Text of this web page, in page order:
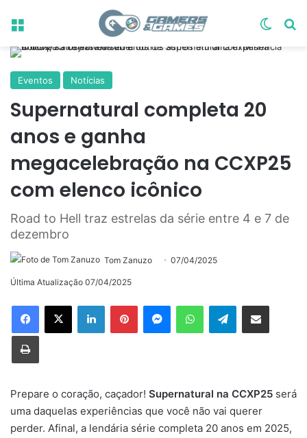
Menu
Eventos Notícias
Supernatural completa 20
anos e ganha
megacelebração na CCXP25
com elenco icônico
Road to Hell traz estrelas da série entre 4 e 7 de
dezembro
Tom Zanuzo 07/04/2025
Última Atualização 07/04/2025
LinkedinPinterestMessengerWhatsAppTelegramCompartilhar via e-mail
Imprimir
Prepare o coração, caçador! Supernatural na CCXP25 será
uma daquelas experiências que você não vai querer
perder. Afinal, a lendária série completa 20 anos em 2025,